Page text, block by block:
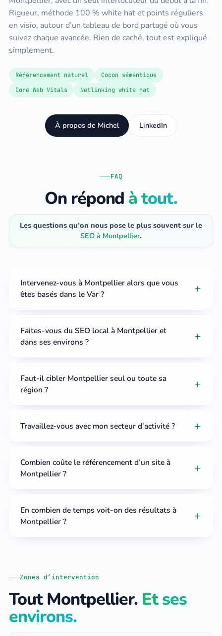
Rigueur, méthode 100 % white hat et points réguliers
en visio, autour d’un tableau de bord partagé où vous
suivez chaque avancée. Rien de caché, tout est expliqué
simplement.
Référencement naturel
Cocon sémantique
Core Web Vitals
Netlinking white hat
À propos de Michel LinkedIn
FAQ
On répond à tout.
Les questions qu’on nous pose le plus souvent sur le
SEO à Montpellier.
Intervenez-vous à Montpellier alors que vous
êtes basés dans le Var ?
Faites-vous du SEO local à Montpellier et
dans ses environs ?
Faut-il cibler Montpellier seul ou toute sa
région ?
Travaillez-vous avec mon secteur d’activité ?
Combien coûte le référencement d’un site à
Montpellier ?
En combien de temps voit-on des résultats à
Montpellier ?
Zones d’intervention
Tout Montpellier. Et ses
environs.